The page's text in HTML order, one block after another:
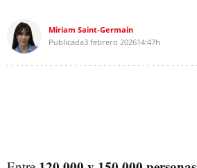
Miriam Saint-Germain
Publicada3 febrero 202614:47h